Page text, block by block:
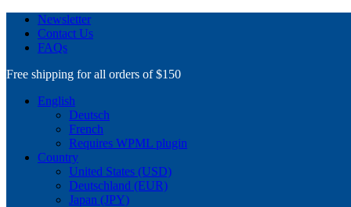
Newsletter
Contact Us
FAQs
Free shipping for all orders of $150
English
Deutsch
French
Requires WPML plugin
Country
United States (USD)
Deutschland (EUR)
Japan (JPY)